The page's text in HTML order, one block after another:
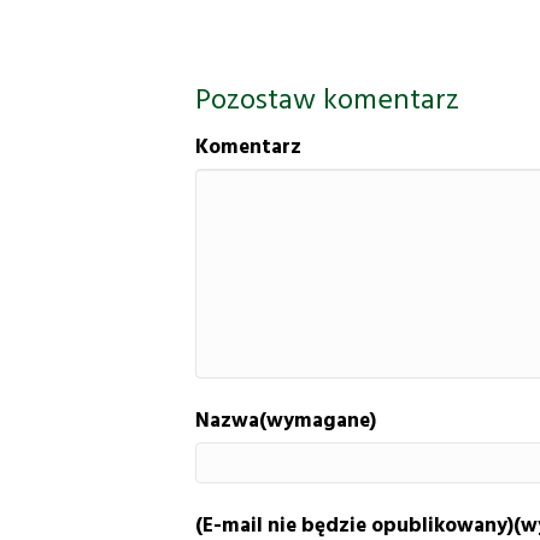
Pozostaw komentarz
Komentarz
Nazwa(wymagane)
(E-mail nie będzie